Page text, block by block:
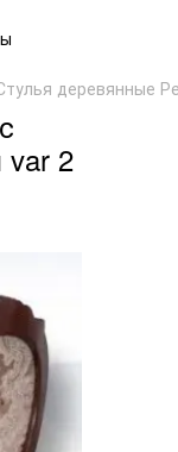
деревянные
var 2